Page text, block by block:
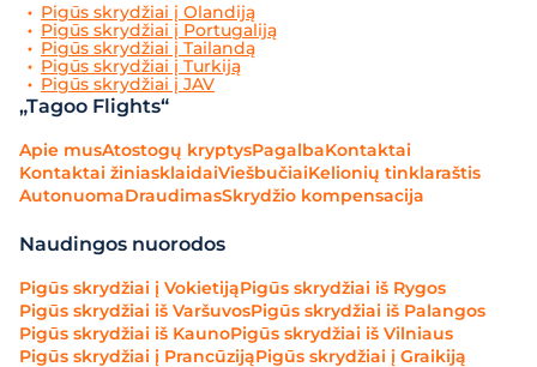
Pigūs skrydžiai į Olandiją
Pigūs skrydžiai į Portugaliją
Pigūs skrydžiai į Tailandą
Pigūs skrydžiai į Turkiją
Pigūs skrydžiai į JAV
„Tagoo Flights“
Apie musAtostogų kryptysPagalbaKontaktai
Kontaktai žiniasklaidaiViešbučiaiKelionių tinklaraštis
AutonuomaDraudimasSkrydžio kompensacija
Naudingos nuorodos
Pigūs skrydžiai į VokietijąPigūs skrydžiai iš Rygos
Pigūs skrydžiai iš VaršuvosPigūs skrydžiai iš Palangos
Pigūs skrydžiai iš KaunoPigūs skrydžiai iš Vilniaus
Pigūs skrydžiai į PrancūzijąPigūs skrydžiai į Graikiją